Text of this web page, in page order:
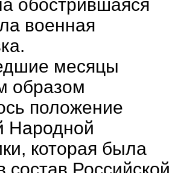
обострившаяся
военная
месяцы
образом
положение
Народной
которая была